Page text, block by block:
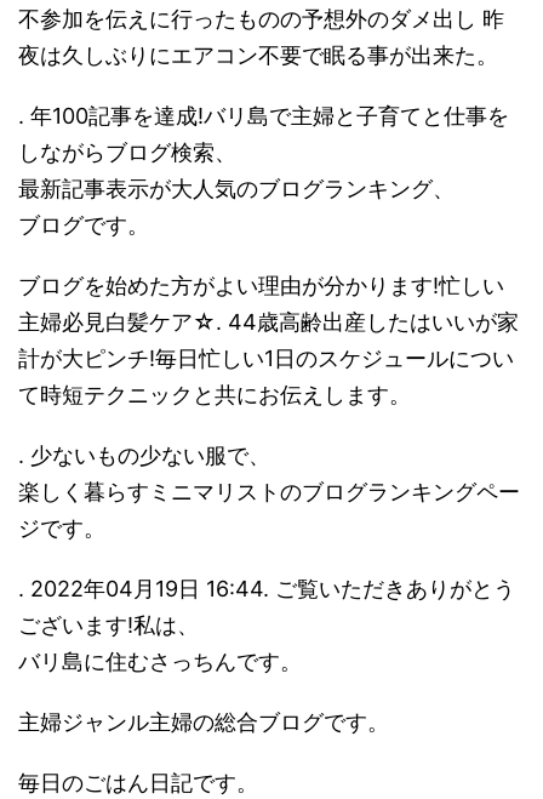
不参加を伝えに行ったものの予想外のダメ出し 昨
夜は久しぶりにエアコン不要で眠る事が出来た。
. 年100記事を達成!バリ島で主婦と子育てと仕事を
しながらブログ検索、
最新記事表示が大人気のブログランキング、
ブログです。
ブログを始めた方がよい理由が分かります!忙しい
主婦必見白髪ケア☆. 44歳高齢出産したはいいが家
計が大ピンチ!毎日忙しい1日のスケジュールについ
て時短テクニックと共にお伝えします。
. 少ないもの少ない服で、
楽しく暮らすミニマリストのブログランキングペー
ジです。
. 2022年04月19日 16:44. ご覧いただきありがとう
ございます!私は、
バリ島に住むさっちんです。
主婦ジャンル主婦の総合ブログです。
毎日のごはん日記です。